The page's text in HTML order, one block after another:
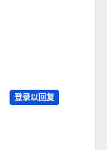
登录以回复